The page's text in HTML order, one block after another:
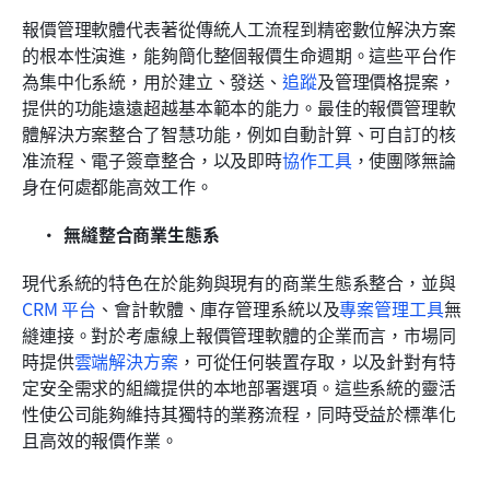
報價管理軟體代表著從傳統人工流程到精密數位解決方案
的根本性演進，能夠簡化整個報價生命週期。這些平台作
為集中化系統，用於建立、發送、追蹤及管理價格提案，
提供的功能遠遠超越基本範本的能力。最佳的報價管理軟
體解決方案整合了智慧功能，例如自動計算、可自訂的核
准流程、電子簽章整合，以及即時協作工具，使團隊無論
身在何處都能高效工作。
無縫整合商業生態系
現代系統的特色在於能夠與現有的商業生態系整合，並與
CRM 平台 、會計軟體、庫存管理系統以及專案管理工具無
縫連接。對於考慮線上報價管理軟體的企業而言，市場同
時提供雲端解決方案，可從任何裝置存取，以及針對有特
定安全需求的組織提供的本地部署選項。這些系統的靈活
性使公司能夠維持其獨特的業務流程，同時受益於標準化
且高效的報價作業。